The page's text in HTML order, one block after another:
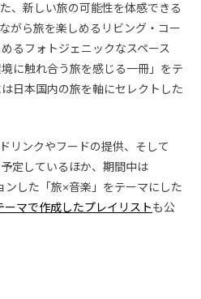
、新しい旅の可能性を体感できる
がら旅を楽しめるリビング・コー
るフォトジェニックなスペース
に触れ合う旅を感じる一冊」をテ
日本国内の旅を軸にセレクトした
リンクやフードの提供、そして
定しているほか、期間中は
した「旅×音楽」をテーマにした
ーマで作成したプレイリストも公